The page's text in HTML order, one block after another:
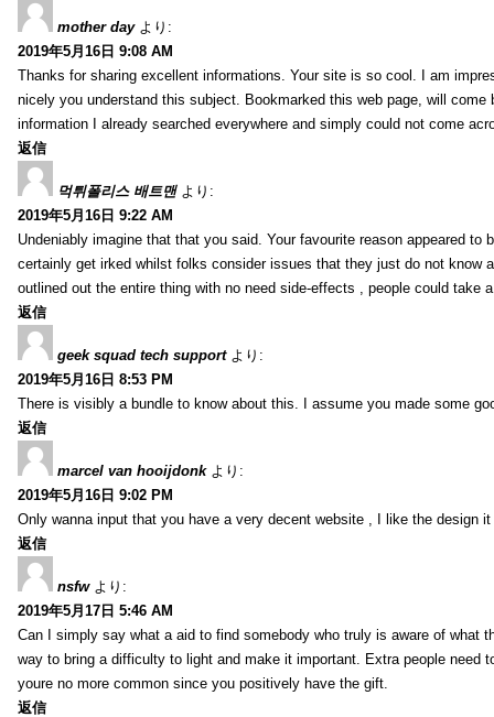
mother day より:
2019年5月16日 9:08 AM
Thanks for sharing excellent informations. Your site is so cool. I am
nicely you understand this subject. Bookmarked this web page, will
information I already searched everywhere and simply could not come
返信
먹튀폴리스 배트맨 より:
2019年5月16日 9:22 AM
Undeniably imagine that that you said. Your favourite reason appeared
certainly get irked whilst folks consider issues that they just do not know
outlined out the entire thing with no need side-effects , people could take
返信
geek squad tech support より:
2019年5月16日 8:53 PM
There is visibly a bundle to know about this. I assume you made some
返信
marcel van hooijdonk より:
2019年5月16日 9:02 PM
Only wanna input that you have a very decent website , I like the design
返信
nsfw より:
2019年5月17日 5:46 AM
Can I simply say what a aid to find somebody who truly is aware of what
way to bring a difficulty to light and make it important. Extra people
youre no more common since you positively have the gift.
返信